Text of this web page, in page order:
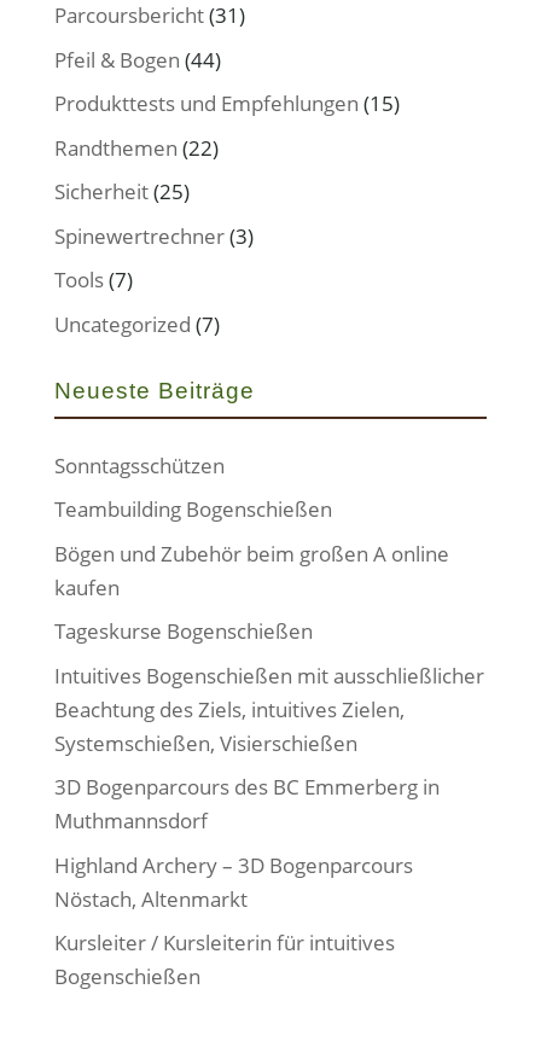
Parcoursbericht(31)
Pfeil & Bogen (44)
Produkttests und Empfehlungen (15)
Randthemen (22)
Sicherheit(25)
Spinewertrechner(3)
Tools(7)
Uncategorized (7)
Neueste Beiträge
Sonntagsschützen
Teambuilding Bogenschießen
Bögen und Zubehör beim großen A online
kaufen
Tageskurse Bogenschießen
Intuitives Bogenschießen mit ausschließlicher
Beachtung des Ziels, intuitives Zielen,
Systemschießen, Visierschießen
3D Bogenparcours des BC Emmerberg in
Muthmannsdorf
Highland Archery – 3D Bogenparcours
Nöstach, Altenmarkt
Kursleiter / Kursleiterin für intuitives
Bogenschießen